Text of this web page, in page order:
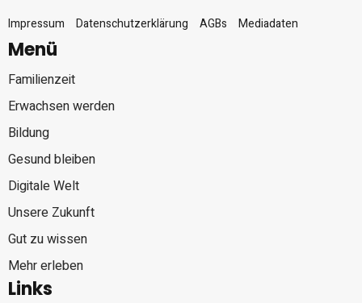
Impressum
Datenschutzerklärung AGBs Mediadaten
Menü
Familienzeit
Erwachsen werden
Bildung
Gesund bleiben
Digitale Welt
Unsere Zukunft
Gut zu wissen
Mehr erleben
Links